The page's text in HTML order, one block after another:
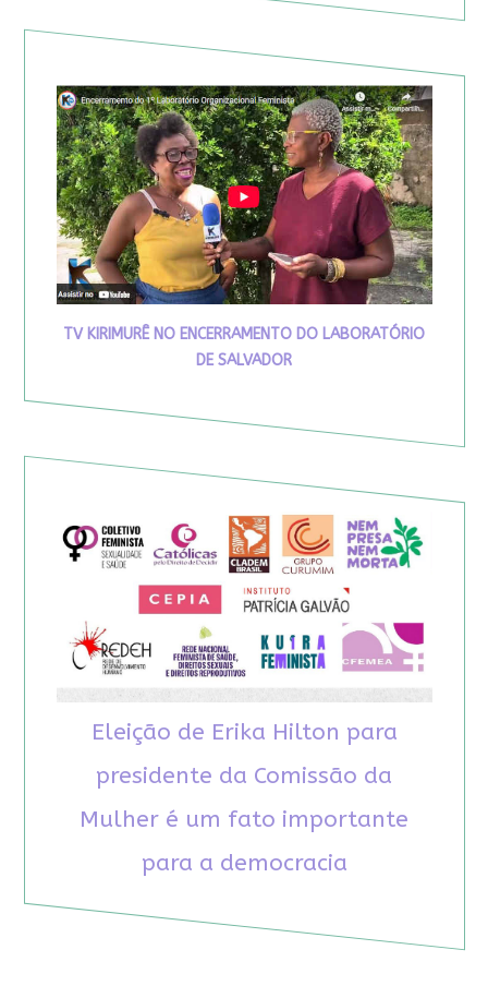
TV KIRIMURÊ NO ENCERRAMENTO DO LABORATÓRIO
DE SALVADOR
Eleição de Erika Hilton para
presidente da Comissão da
Mulher é um fato importante
para a democracia